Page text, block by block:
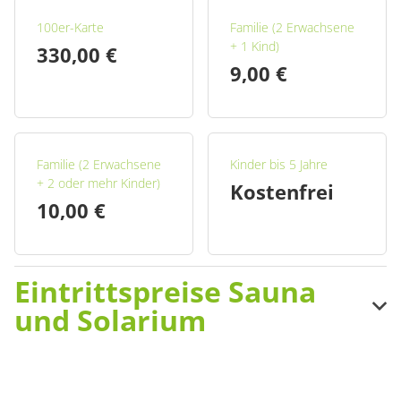
100er-Karte
330,00 €
Familie (2 Erwachsene
+ 1 Kind)
9,00 €
Familie (2 Erwachsene
+ 2 oder mehr Kinder)
10,00 €
Kinder bis 5 Jahre
Kostenfrei
Eintrittspreise Sauna
und Solarium